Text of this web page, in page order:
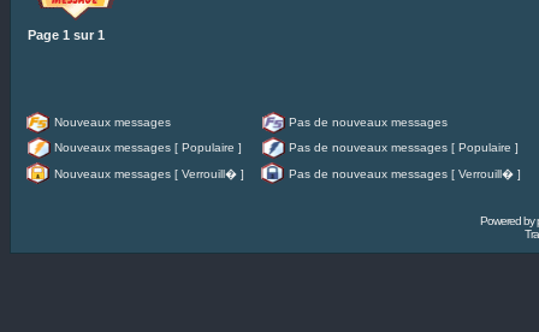
Page 1 sur 1
Nouveaux messages
Pas de nouveaux messages
Nouveaux messages [ Populaire ]
Pas de nouveaux messages [ Populaire ]
Nouveaux messages [ Verrouill� ]
Pas de nouveaux messages [ Verrouill� ]
Powered by